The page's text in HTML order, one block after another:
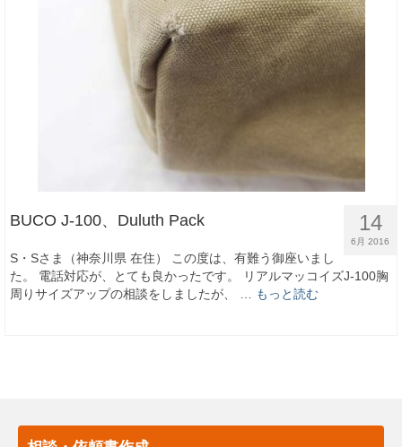
14
6月 2016
BUCO J-100、Duluth Pack
S・Sさま（神奈川県 在住） この度は、有難う御座いまし
た。 電話対応が、とても良かったです。 リアルマッコイズJ-100胸
周りサイズアップの相談をしましたが、 …
もっと読む